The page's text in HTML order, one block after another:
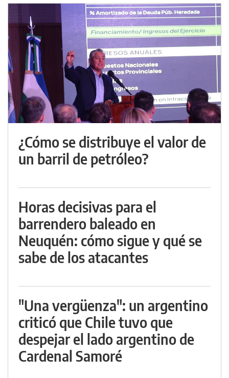
¿Cómo se distribuye el valor de
un barril de petróleo?
Horas decisivas para el
barrendero baleado en
Neuquén: cómo sigue y qué se
sabe de los atacantes
"Una vergüenza": un argentino
criticó que Chile tuvo que
despejar el lado argentino de
Cardenal Samoré